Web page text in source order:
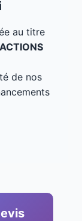
au titre
ACTIONS
de nos